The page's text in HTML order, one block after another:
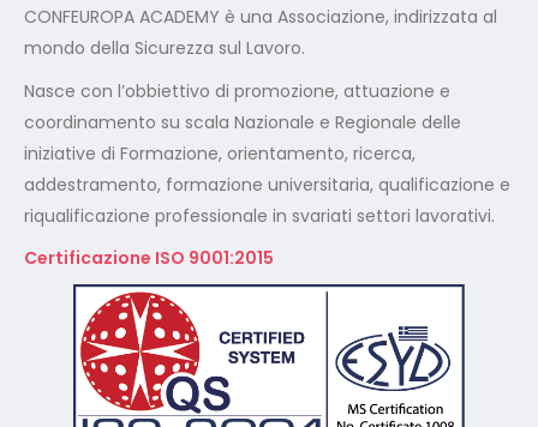
CONFEUROPA ACADEMY è una Associazione, indirizzata al
mondo della Sicurezza sul Lavoro.
Nasce con l’obbiettivo di promozione, attuazione e
coordinamento su scala Nazionale e Regionale delle
iniziative di Formazione, orientamento, ricerca,
addestramento, formazione universitaria, qualificazione e
riqualificazione professionale in svariati settori lavorativi.
Certificazione ISO 9001:2015